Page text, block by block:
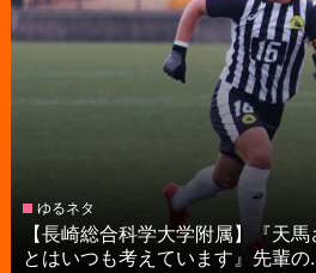
ゆるネタ
【長崎総合科学大学附属】『天
とはいつも考えています』先輩の